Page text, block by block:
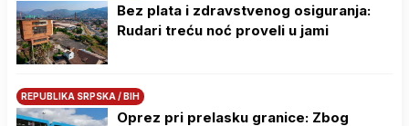
Bez plata i zdravstvenog osiguranja:
Rudari treću noć proveli u jami
REPUBLIKA SRPSKA / BIH
Oprez pri prelasku granice: Zbog